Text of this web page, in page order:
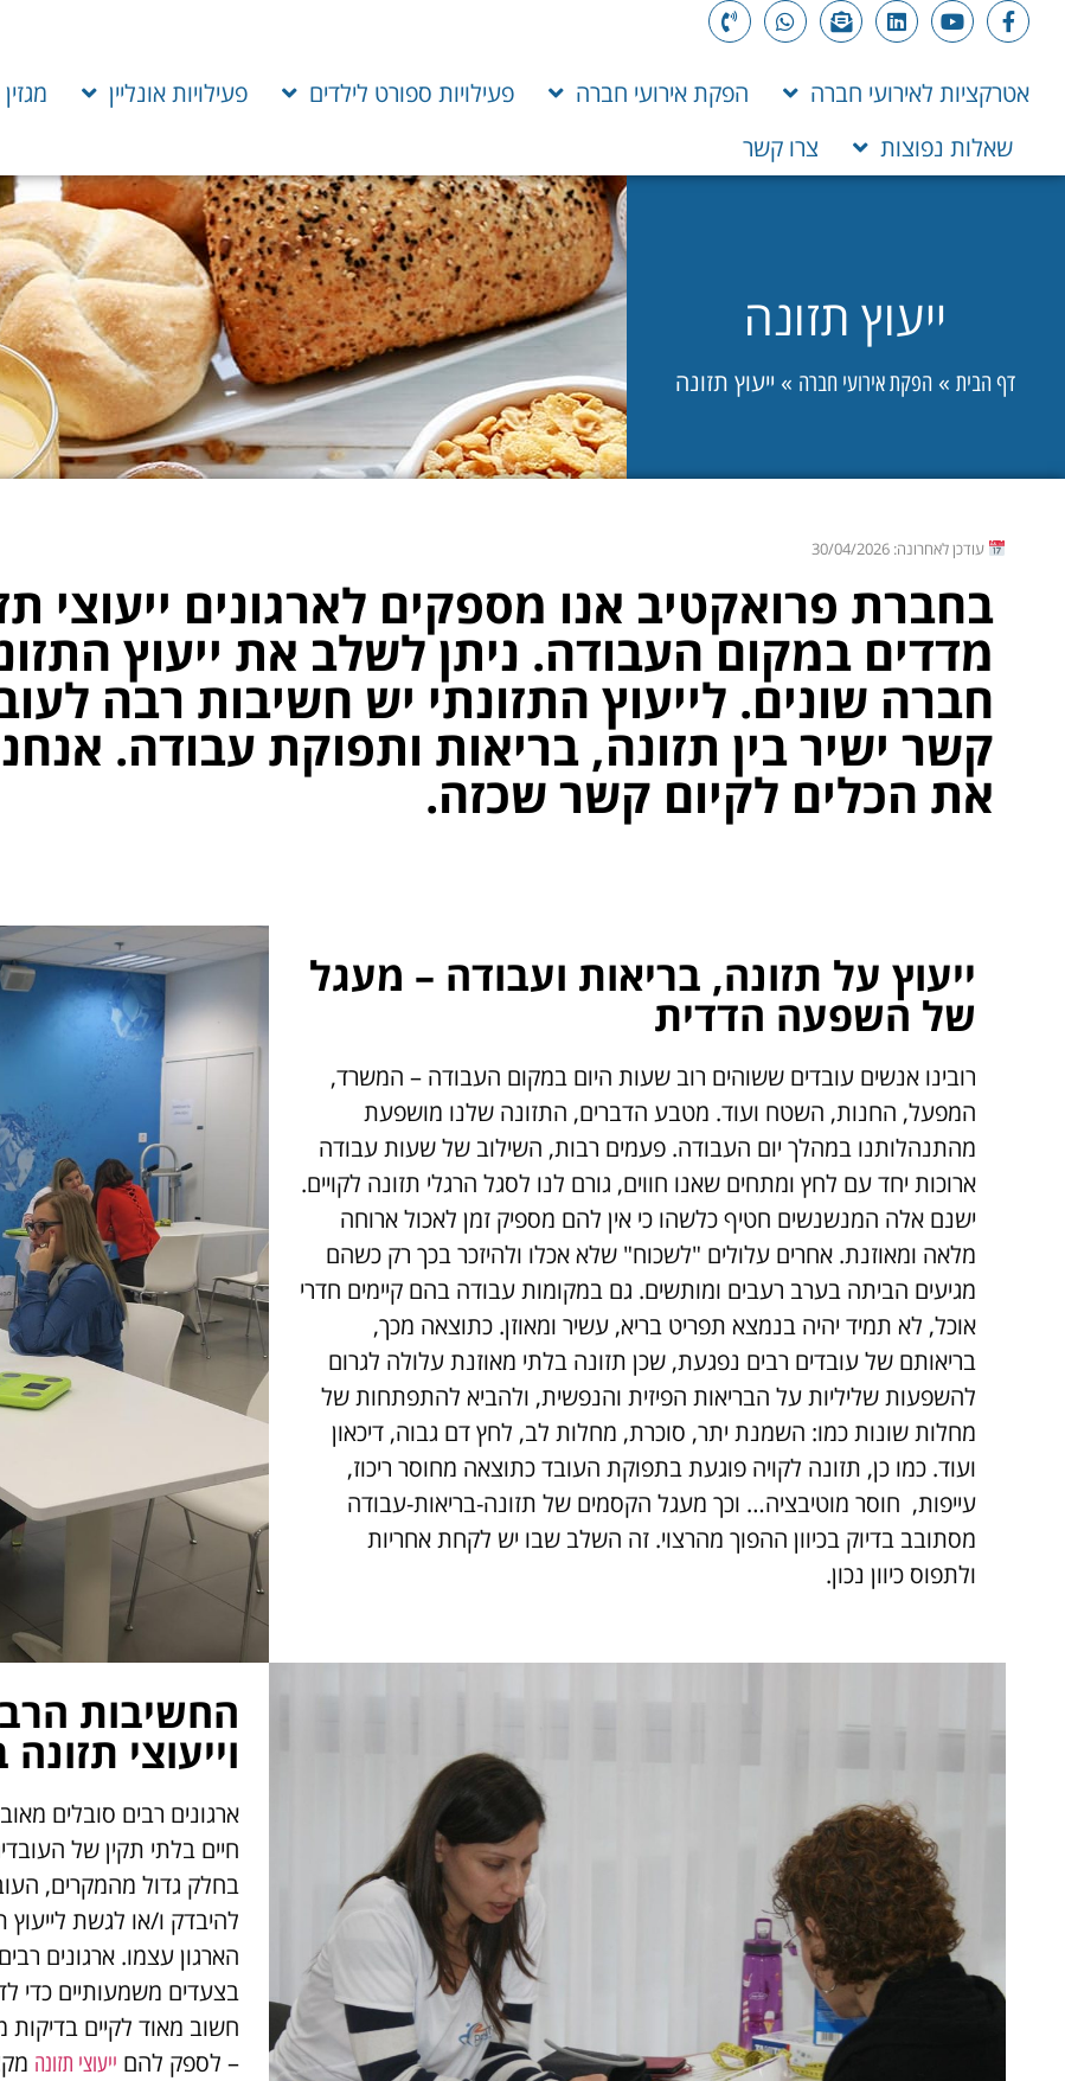
אטרקציות לאירועי חברה הפקת אירועי חברה פעילויות ספורט לילדים פעילויות אונליין
שאלות נפוצות
צרו קשר
ייעוץ תזונה
דף הבית» הפקת אירועי חברה » ייעוץ תזונה
עודכן לאחרונה: 30/04/2026
בחברת פרואקטיב אנו מספקים לארגונים ייעוצי
מדדים במקום העבודה. ניתן לשלב את ייעוץ
חברה שונים. לייעוץ התזונתי יש חשיבות רבה
קשר ישיר בין תזונה, בריאות ותפוקת עבודה.
את הכלים לקיום קשר שכזה.
ייעוץ על תזונה, בריאות ועבודה – מעגל
של השפעה הדדית
רובינו אנשים עובדים ששוהים רוב שעות היום במקום העבודה – המשרד,
המפעל, החנות, השטח ועוד. מטבע הדברים, התזונה שלנו מושפעת
מהתנהלותנו במהלך יום העבודה. פעמים רבות, השילוב של שעות עבודה
ארוכות יחד עם לחץ ומתחים שאנו חווים, גורם לנו לסגל הרגלי תזונה לקויים.
ישנם אלה המנשנשים חטיף כלשהו כי אין להם מספיק זמן לאכול ארוחה
מלאה ומאוזנת. אחרים עלולים "לשכוח" שלא אכלו ולהיזכר בכך רק כשהם
מגיעים הביתה בערב רעבים ומותשים. גם במקומות עבודה בהם קיימים חדרי
אוכל, לא תמיד יהיה בנמצא תפריט בריא, עשיר ומאוזן. כתוצאה מכך,
בריאותם של עובדים רבים נפגעת, שכן תזונה בלתי מאוזנת עלולה לגרום
להשפעות שליליות על הבריאות הפיזית והנפשית, ולהביא להתפתחות של
מחלות שונות כמו: השמנת יתר, סוכרת, מחלות לב, לחץ דם גבוה, דיכאון
ועוד. כמו כן, תזונה לקויה פוגעת בתפוקת העובד כתוצאה מחוסר ריכוז,
עייפות, חוסר מוטיבציה… וכך מעגל הקסמים של תזונה-בריאות-עבודה
מסתובב בדיוק בכיוון ההפוך מהרצוי. זה השלב שבו יש לקחת אחריות
ולתפוס כיוון נכון.
החשיבות
וייעוצי
ארגונים רבים סובלים
חיים בלתי תקין של
בחלק גדול מהמקרים,
להיבדק ו/או לגשת
הארגון עצמו. ארגונים
בצעדים משמעותיים כדי
חשוב מאוד לקיים
– לספק להם ייעוצי תזונה